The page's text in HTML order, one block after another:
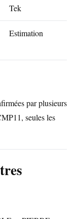
Tek
Estimation
par plusieurs
seules les